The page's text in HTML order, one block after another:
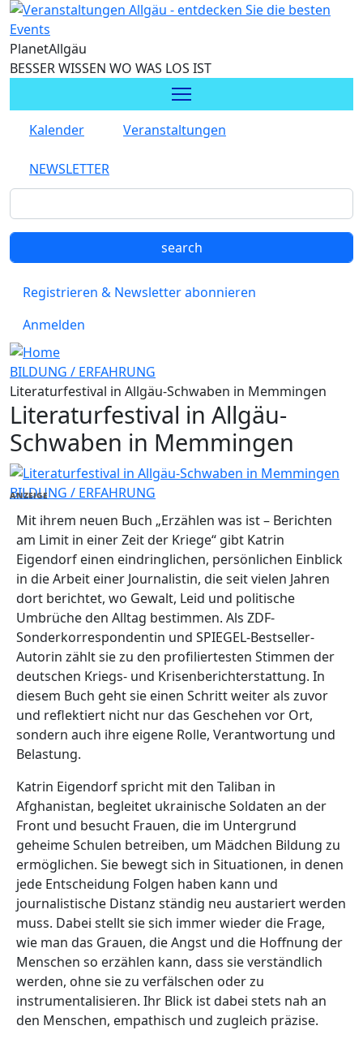
Direkt zum Inhalt
PlanetAllgäu
BESSER WISSEN WO WAS LOS IST
Kalender Veranstaltungen
NEWSLETTER
Registrieren & Newsletter abonnieren
Anmelden
BILDUNG / ERFAHRUNG
Literaturfestival in Allgäu-Schwaben in Memmingen
Literaturfestival in Allgäu-
Schwaben in Memmingen
BILDUNG / ERFAHRUNG
ANZEIGE
Mit ihrem neuen Buch „Erzählen was ist – Berichten
am Limit in einer Zeit der Kriege“ gibt Katrin
Eigendorf einen eindringlichen, persönlichen Einblick
in die Arbeit einer Journalistin, die seit vielen Jahren
dort berichtet, wo Gewalt, Leid und politische
Umbrüche den Alltag bestimmen. Als ZDF-
Sonderkorrespondentin und SPIEGEL-Bestseller-
Autorin zählt sie zu den profiliertesten Stimmen der
deutschen Kriegs- und Krisenberichterstattung. In
diesem Buch geht sie einen Schritt weiter als zuvor
und reflektiert nicht nur das Geschehen vor Ort,
sondern auch ihre eigene Rolle, Verantwortung und
Belastung.
Katrin Eigendorf spricht mit den Taliban in
Afghanistan, begleitet ukrainische Soldaten an der
Front und besucht Frauen, die im Untergrund
geheime Schulen betreiben, um Mädchen Bildung zu
ermöglichen. Sie bewegt sich in Situationen, in denen
jede Entscheidung Folgen haben kann und
journalistische Distanz ständig neu austariert werden
muss. Dabei stellt sie sich immer wieder die Frage,
wie man das Grauen, die Angst und die Hoffnung der
Menschen so erzählen kann, dass sie verständlich
werden, ohne sie zu verfälschen oder zu
instrumentalisieren. Ihr Blick ist dabei stets nah an
den Menschen, empathisch und zugleich präzise.